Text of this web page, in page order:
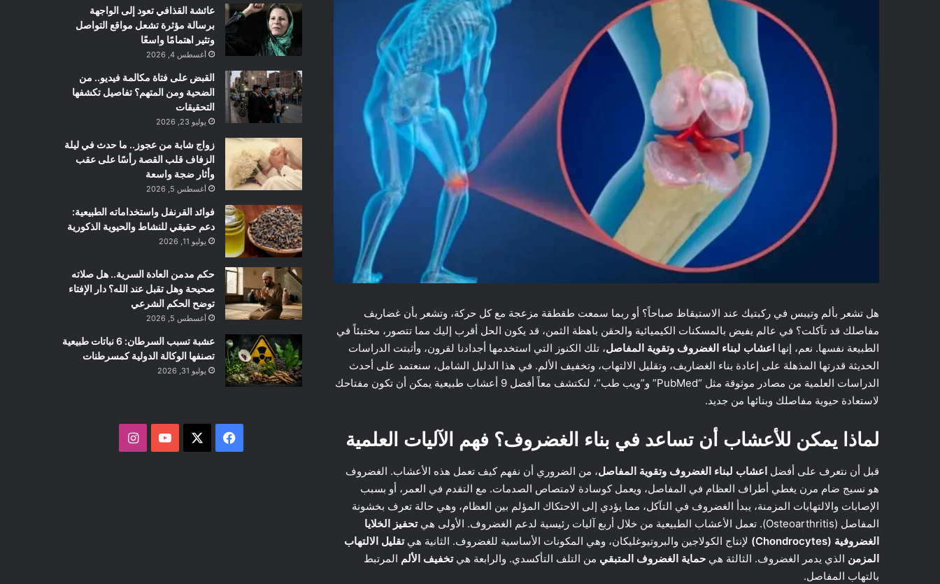
هل تشعر بألم وتيبس في ركبتيك عند الاستيقاظ صباحاً؟ أو ربما سمعت طقطقة مزعجة مع كل حركة، وتشعر بأن غضاريف
مفاصلك قد تآكلت؟ في عالم يفيض بالمسكنات الكيميائية والحقن باهظة الثمن، قد يكون الحل أقرب إليك مما تتصور، مختبئاً في
الطبيعة نفسها. نعم، إنها اعشاب لبناء الغضروف وتقوية المفاصل، تلك الكنوز التي استخدمها أجدادنا لقرون، وأثبتت الدراسات
الحديثة قدرتها المذهلة على إعادة بناء الغضاريف، وتقليل الالتهاب، وتخفيف الألم. في هذا الدليل الشامل، سنعتمد على أحدث
الدراسات العلمية من مصادر موثوقة مثل “PubMed” و”ويب طب”، لنكتشف معاً أفضل 9 أعشاب طبيعية يمكن أن تكون مفتاحك
لاستعادة حيوية مفاصلك وبنائها من جديد.
لماذا يمكن للأعشاب أن تساعد في بناء الغضروف؟ فهم الآليات العلمية
قبل أن نتعرف على أفضل اعشاب لبناء الغضروف وتقوية المفاصل، من الضروري أن نفهم كيف تعمل هذه الأعشاب. الغضروف
هو نسيج ضام مرن يغطي أطراف العظام في المفاصل، ويعمل كوسادة لامتصاص الصدمات. مع التقدم في العمر، أو بسبب
الإصابات والالتهابات المزمنة، يبدأ الغضروف في التآكل، مما يؤدي إلى الاحتكاك المؤلم بين العظام، وهي حالة تعرف بخشونة
المفاصل (Osteoarthritis). تعمل الأعشاب الطبيعية من خلال أربع آليات رئيسية لدعم الغضروف. الأولى هي
تحفيز الخلايا
الغضروفية (Chondrocytes)
لإنتاج الكولاجين والبروتيوغليكان، وهي المكونات الأساسية للغضروف. الثانية هيتقليل الالتهاب
المزمن الذي يدمر الغضروف. الثالثة هي حماية الغضروف المتبقي من التلف التأكسدي. والرابعة هيتخفيف الألم المرتبط
بالتهاب المفاصل.
عائشة القذافي تعود إلى الواجهة
برسالة مؤثرة تشعل مواقع التواصل
وتثير اهتمامًا واسعًا
أغسطس 4, 2026
القبض على فتاة مكالمة فيديو.. من
الضحية ومن المتهم؟ تفاصيل تكشفها
التحقيقات
يوليو 23, 2026
زواج شابة من عجوز.. ما حدث في ليلة
الزفاف قلب القصة رأسًا على عقب
وأثار ضجة واسعة
أغسطس 5, 2026
فوائد القرنفل واستخداماته الطبيعية:
دعم حقيقي للنشاط والحيوية الذكورية
يوليو 11, 2026
حكم مدمن العادة السرية.. هل صلاته
صحيحة وهل تقبل عند الله؟ دار الإفتاء
توضح الحكم الشرعي
أغسطس 5, 2026
عشبة تسبب السرطان: 6 نباتات طبيعية
تصنفها الوكالة الدولية كمسرطنات
يوليو 31, 2026
ف